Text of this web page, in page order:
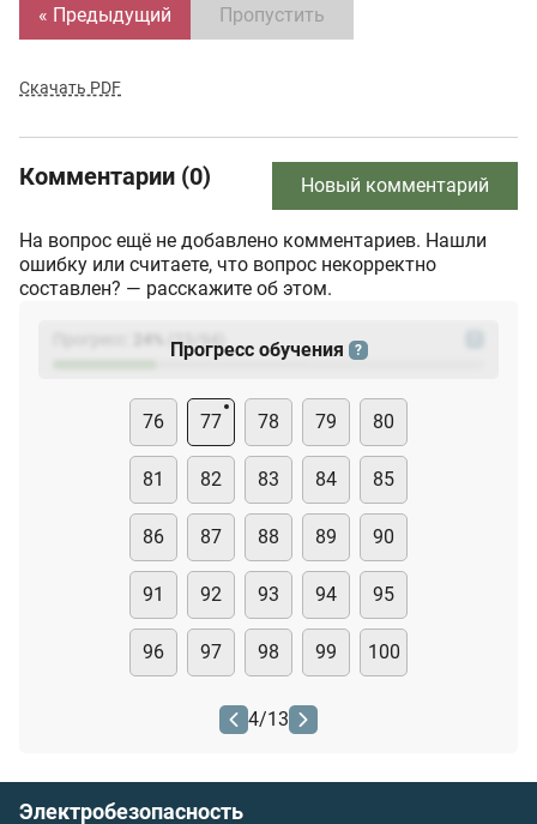
« Предыдущий Пропустить
Скачать PDF
Комментарии (0) Новый комментарий
На вопрос ещё не добавлено комментариев. Нашли
ошибку или считаете, что вопрос некорректно
составлен? — расскажите об этом.
(23
Прогресс обучения ?
76 77 78 79 80
81 82 83 84 85
86 87 88 89 90
91 92 93 94 95
96 97 98 99 100
4/13
Электробезопасность